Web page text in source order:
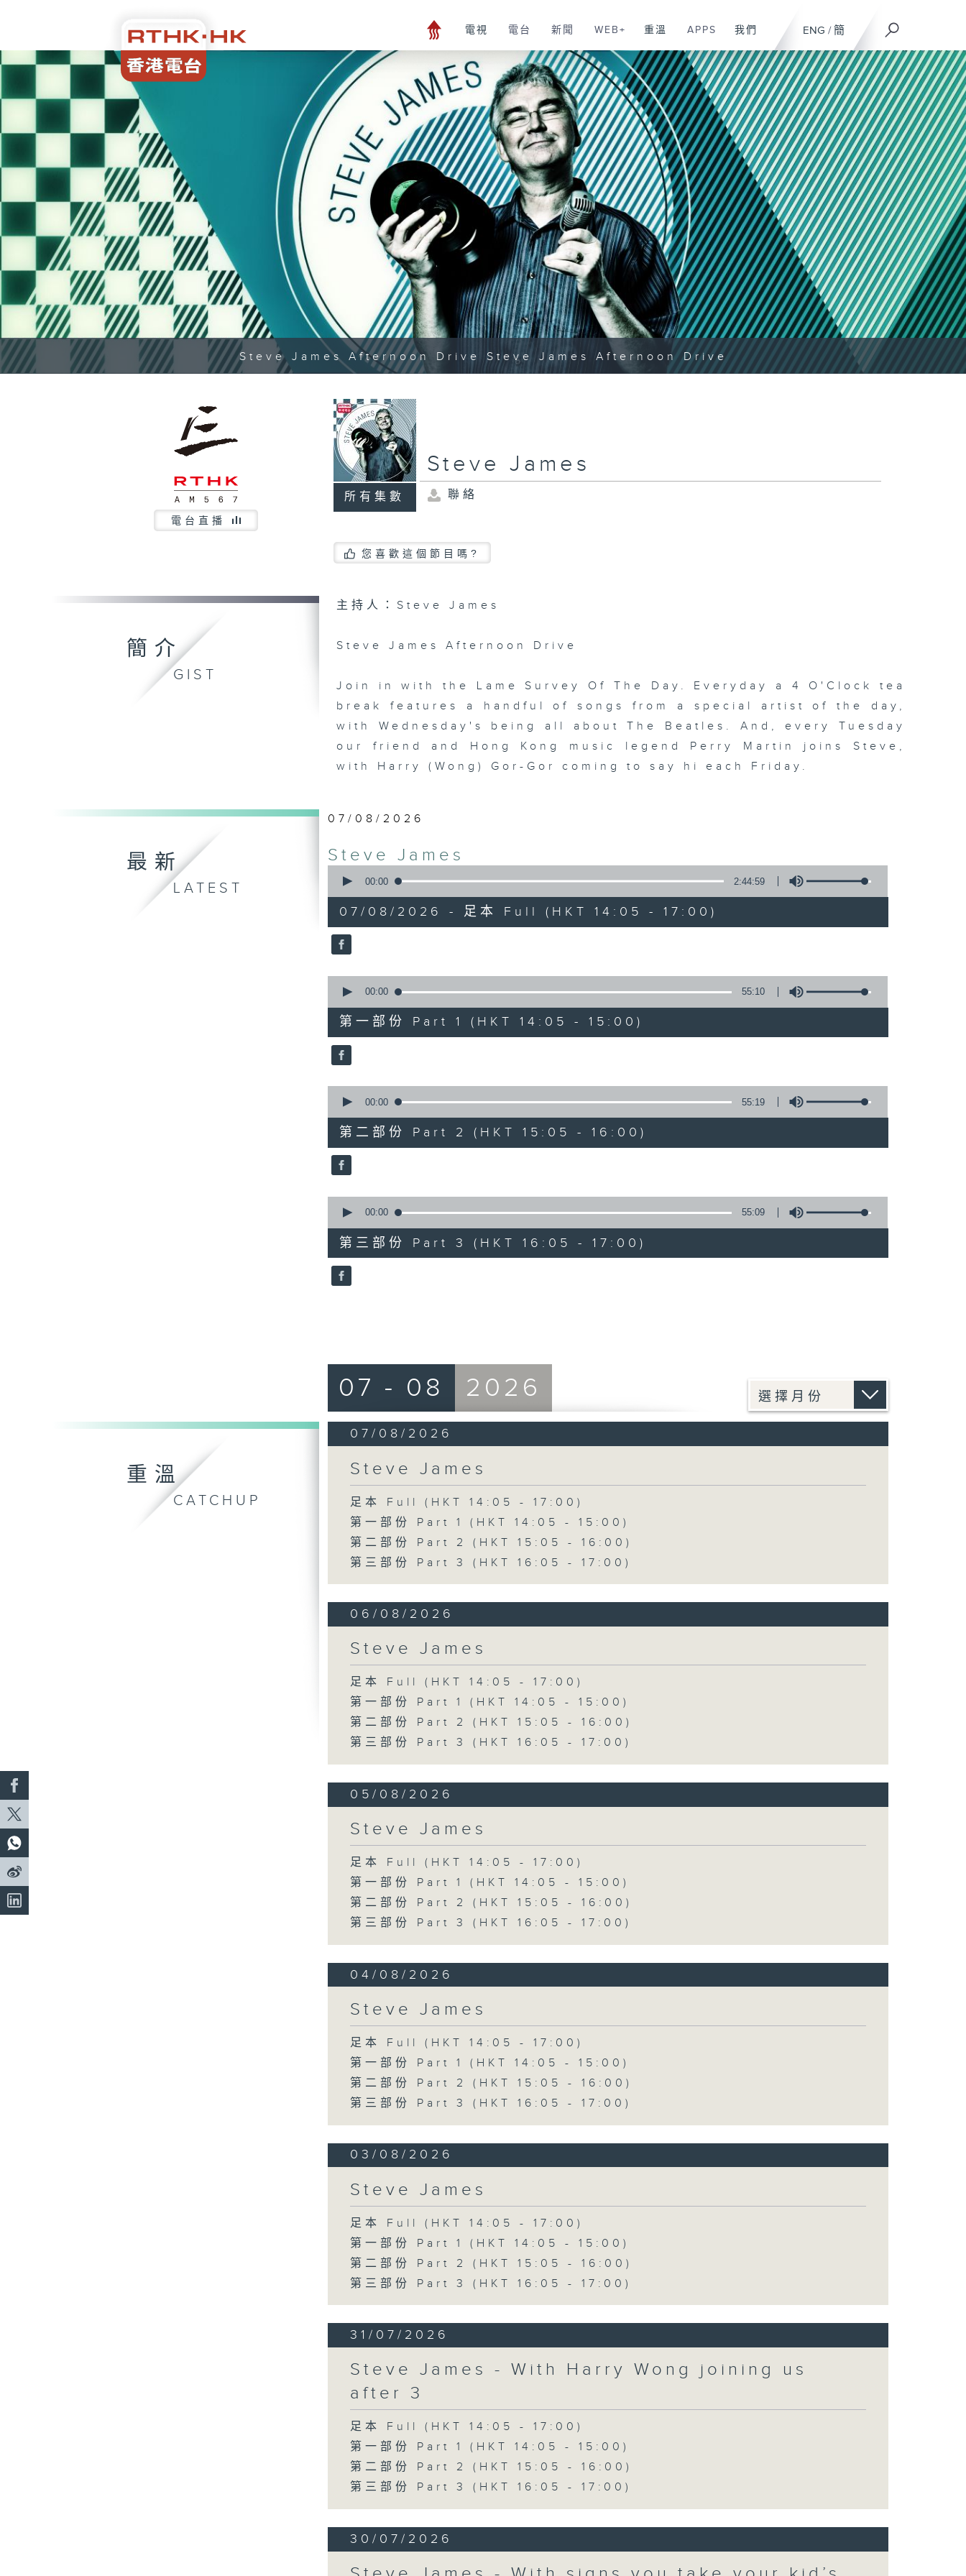
ENG / 簡
電視 電台 新聞 WEB+ 重溫 APPS 我們
Steve James Afternoon Drive Steve James Afternoon Drive
電台直播
所有集數
Steve James
聯絡
您喜歡這個節目嗎?
簡介
GIST
主持人：Steve James
Steve James Afternoon Drive
Join in with the Lame Survey Of The Day. Everyday a 4 O'Clock tea
break features a handful of songs from a special artist of the day,
with Wednesday's being all about The Beatles. And, every Tuesday
our friend and Hong Kong music legend Perry Martin joins Steve,
with Harry (Wong) Gor-Gor coming to say hi each Friday.
最新
LATEST
07/08/2026
Steve James
seconds
hours,
44
minutes,
59
90%
00:00 2:44:59
07/08/2026 - 足本 Full (HKT 14:05 - 17:00)
seconds
55
minutes,
10
seconds
90%
00:00 55:10
第一部份 Part 1 (HKT 14:05 - 15:00)
seconds
55
minutes,
19
seconds
90%
00:00 55:19
第二部份 Part 2 (HKT 15:05 - 16:00)
seconds
55
minutes,
9
seconds
90%
00:00 55:09
第三部份 Part 3 (HKT 16:05 - 17:00)
重溫
CATCHUP
07 - 08 2026
07/08/2026
Steve James
足本 Full (HKT 14:05 - 17:00)
第一部份 Part 1 (HKT 14:05 - 15:00)
第二部份 Part 2 (HKT 15:05 - 16:00)
第三部份 Part 3 (HKT 16:05 - 17:00)
06/08/2026
Steve James
足本 Full (HKT 14:05 - 17:00)
第一部份 Part 1 (HKT 14:05 - 15:00)
第二部份 Part 2 (HKT 15:05 - 16:00)
第三部份 Part 3 (HKT 16:05 - 17:00)
05/08/2026
Steve James
足本 Full (HKT 14:05 - 17:00)
第一部份 Part 1 (HKT 14:05 - 15:00)
第二部份 Part 2 (HKT 15:05 - 16:00)
第三部份 Part 3 (HKT 16:05 - 17:00)
04/08/2026
Steve James
足本 Full (HKT 14:05 - 17:00)
第一部份 Part 1 (HKT 14:05 - 15:00)
第二部份 Part 2 (HKT 15:05 - 16:00)
第三部份 Part 3 (HKT 16:05 - 17:00)
03/08/2026
Steve James
足本 Full (HKT 14:05 - 17:00)
第一部份 Part 1 (HKT 14:05 - 15:00)
第二部份 Part 2 (HKT 15:05 - 16:00)
第三部份 Part 3 (HKT 16:05 - 17:00)
31/07/2026
Steve James - With Harry Wong joining us
after 3
足本 Full (HKT 14:05 - 17:00)
第一部份 Part 1 (HKT 14:05 - 15:00)
第二部份 Part 2 (HKT 15:05 - 16:00)
第三部份 Part 3 (HKT 16:05 - 17:00)
30/07/2026